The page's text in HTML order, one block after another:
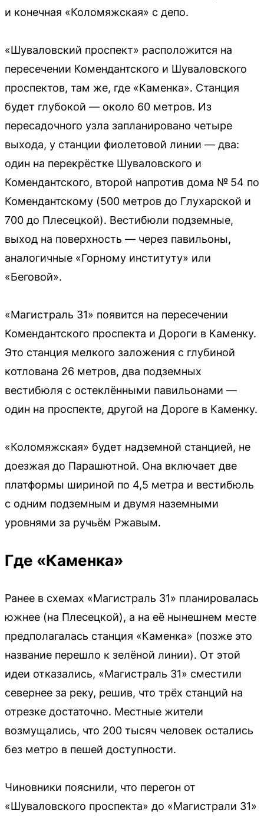
и конечная «Коломяжская» с депо.
«Шуваловский проспект» расположится на
пересечении Комендантского и Шуваловского
проспектов, там же, где «Каменка». Станция
будет глубокой — около 60 метров. Из
пересадочного узла запланировано четыре
выхода, у станции фиолетовой линии — два:
один на перекрёстке Шуваловского и
Комендантского, второй напротив дома № 54 по
Комендантскому (500 метров до Глухарской и
700 до Плесецкой). Вестибюли подземные,
выход на поверхность — через павильоны,
аналогичные «Горному институту» или
«Беговой».
«Магистраль 31» появится на пересечении
Комендантского проспекта и Дороги в Каменку.
Это станция мелкого заложения с глубиной
котлована 26 метров, два подземных
вестибюля с остеклёнными павильонами —
один на проспекте, другой на Дороге в Каменку.
«Коломяжская» будет надземной станцией, не
доезжая до Парашютной. Она включает две
платформы шириной по 4,5 метра и вестибюль
с одним подземным и двумя наземными
уровнями за ручьём Ржавым.
Где «Каменка»
Ранее в схемах «Магистраль 31» планировалась
южнее (на Плесецкой), а на её нынешнем месте
предполагалась станция «Каменка» (позже это
название перешло к зелёной линии). От этой
идеи отказались, «Магистраль 31» сместили
севернее за реку, решив, что трёх станций на
отрезке достаточно. Местные жители
возмущались, что 200 тысяч человек остались
без метро в пешей доступности.
Чиновники пояснили, что перегон от
«Шуваловского проспекта» до «Магистрали 31»